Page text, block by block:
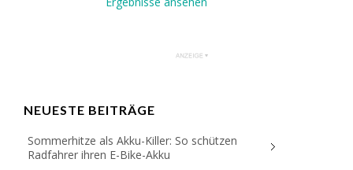
NEUESTE BEITRÄGE
Sommerhitze als Akku-Killer: So schützen
Radfahrer ihren E-Bike-Akku